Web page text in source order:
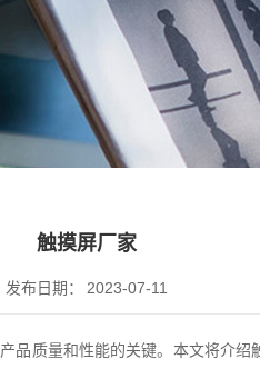
触摸屏厂家
发布日期： 2023-07-11
质量和性能的关键。本文将介